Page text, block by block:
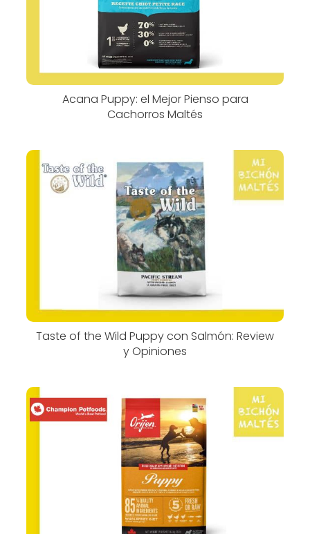
Acana Puppy: el Mejor Pienso para
Cachorros Maltés
Taste of the Wild Puppy con Salmón: Review
y Opiniones